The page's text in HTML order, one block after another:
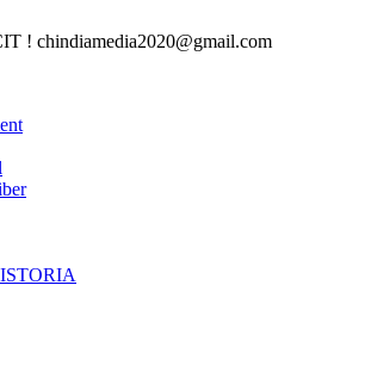
! chindiamedia2020@gmail.com